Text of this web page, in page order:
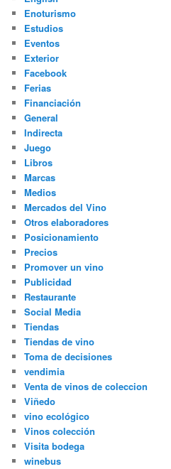
Enoturismo
Estudios
Eventos
Exterior
Facebook
Ferias
Financiación
General
Indirecta
Juego
Libros
Marcas
Medios
Mercados del Vino
Otros elaboradores
Posicionamiento
Precios
Promover un vino
Publicidad
Restaurante
Social Media
Tiendas
Tiendas de vino
Toma de decisiones
vendimia
Venta de vinos de coleccion
Viñedo
vino ecológico
Vinos colección
Visita bodega
winebus